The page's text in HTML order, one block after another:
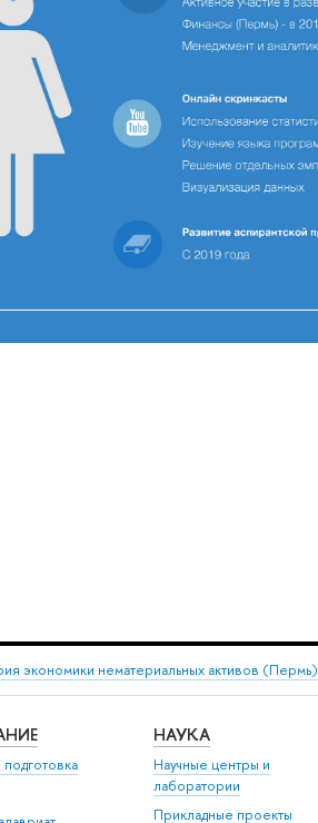
экономики нематериальных активов (Пермь)
НАУКА
Научные центры и
лаборатории
Прикладные проекты